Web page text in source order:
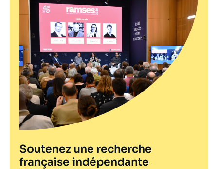
Soutenez une recherche
française indépendante